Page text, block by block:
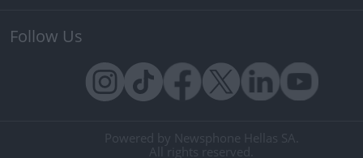
Follow Us
Powered by Newsphone Hellas SA.
All rights reserved.